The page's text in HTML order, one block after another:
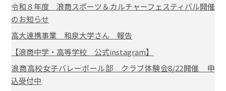
令和８年度 浪商スポーツ＆カルチャーフェスティバル開催
のお知らせ
高大連携事業 和泉大学さん 報告
【浪商中学・高等学校 公式instagram】
浪商高校女子バレーボール部 クラブ体験会8/22開催 申
込受付中